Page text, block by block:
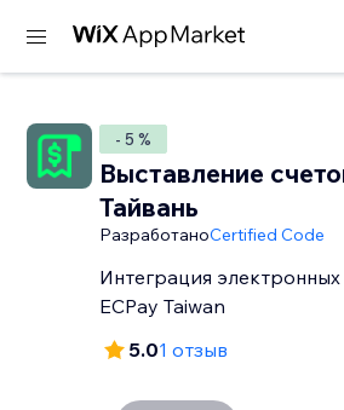
- 5 %
Выставление
Тайвань
РазработаноCertified Code
Интеграция электронных
ECPay Taiwan
5.01 отзыв